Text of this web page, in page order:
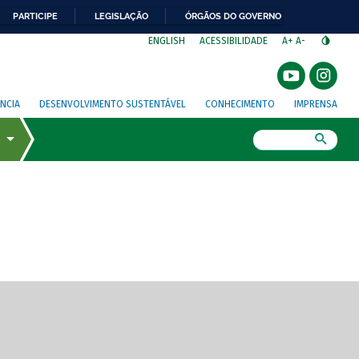
PARTICIPE LEGISLAÇÃO ÓRGÃOS DO GOVERNO
ENGLISH ACESSIBILIDADE A+ A-
DESENVOLVIMENTO SUSTENTÁVEL CONHECIMENTO IMPRENSA
de tela